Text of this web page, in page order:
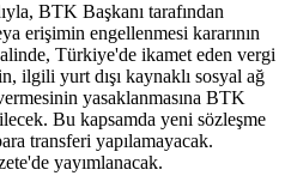
BTK Başkanı tarafından
erişimin engellenmesi kararının
Türkiye'de ikamet eden vergi
ilgili yurt dışı kaynaklı sosyal ağ
yasaklanmasına BTK
Bu kapsamda yeni sözleşme
transferi yapılamayacak.
yayımlanacak.